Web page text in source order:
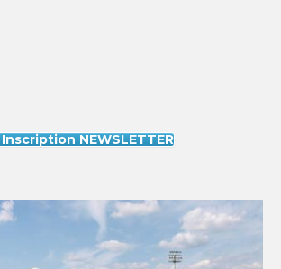
Inscription NEWSLETTER